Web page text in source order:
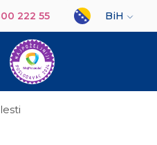
222 55
Select your
BiH